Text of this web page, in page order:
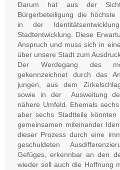
Darum hat aus der
Bürgerbeteiligung die höchste
in der
Stadtentwicklung. Diese
Anspruch und muss sich in
über unsere Stadt zum
Der Werdegang des
gekennzeichnet durch das
jungen, aus dem
sowie in der Ausweitung
nähere Umfeld. Ehemals
aber sechs Stadtteile
gemeinsamen miteinander
dieser Prozess durch eine
geschuldeten
Gefüges, erkennbar an den
wieder soll auch die Hoffnung